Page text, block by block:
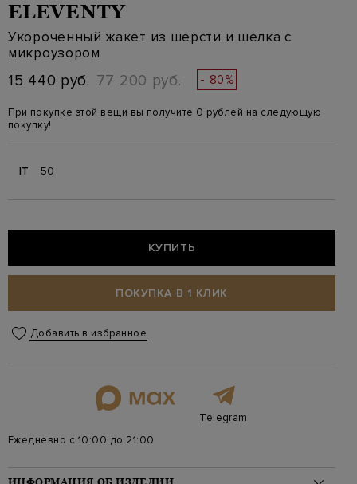
ELEVENTY
Укороченный жакет из шерсти и шелка с
микроузором
15 440 руб. 77 200 руб. - 80%
При покупке этой вещи вы получите 0 рублей на следующую
покупку!
IT 50
КУПИТЬ
ПОКУПКА В 1 КЛИК
Добавить в избранное
Telegram
Ежедневно с 10:00 до 21:00